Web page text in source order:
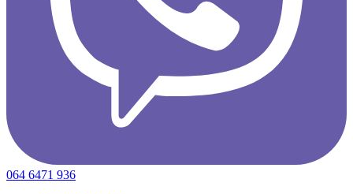
064 6471 936